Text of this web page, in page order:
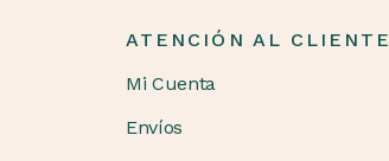
ATENCIÓN AL CLIENTE
Mi Cuenta
Envíos